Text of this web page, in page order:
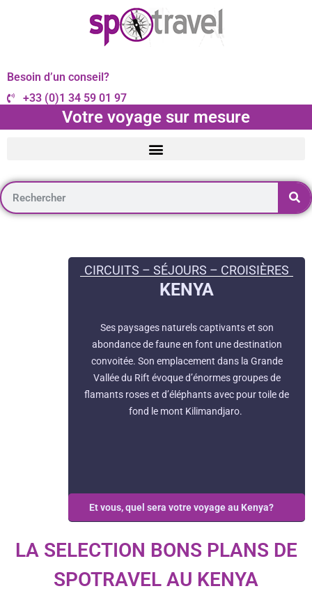
Besoin d’un conseil?
+33 (0)1 34 59 01 97
Votre voyage sur mesure
CIRCUITS – SÉJOURS – CROISIÈRES
KENYA
Ses paysages naturels captivants et son
abondance de faune en font une destination
convoitée. Son emplacement dans la Grande
Vallée du Rift évoque d’énormes groupes de
flamants roses et d’éléphants avec pour toile de
fond le mont Kilimandjaro.
Et vous, quel sera votre voyage au Kenya?
LA SELECTION BONS PLANS DE
SPOTRAVEL AU KENYA